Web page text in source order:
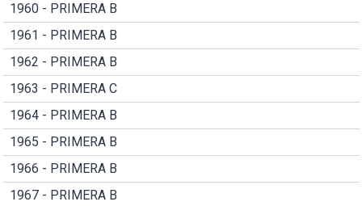
1960 - PRIMERA B
1961 - PRIMERA B
1962 - PRIMERA B
1963 - PRIMERA C
1964 - PRIMERA B
1965 - PRIMERA B
1966 - PRIMERA B
1967 - PRIMERA B